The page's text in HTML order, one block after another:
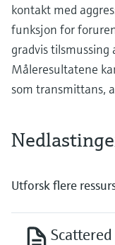
kontakt med
funksjon for
gradvis tilsmussing
Måleresultatene
som transmittans,
Utforsk flere